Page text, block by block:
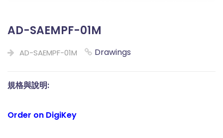
AD-SAEMPF-01M
AD-SAEMPF-01M Drawings
規格與說明:
Order on DigiKey